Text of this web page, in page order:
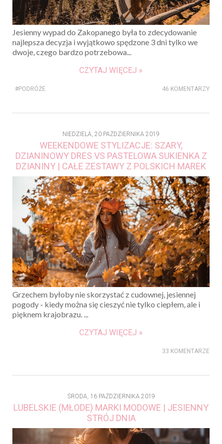
Jesienny wypad do Zakopanego była to zdecydowanie
najlepsza decyzja i wyjątkowo spędzone 3 dni tylko we
dwoje, czego bardzo potrzebowa...
CZYTAJ WIĘCEJ »
#PODRÓŻE 46 KOMENTARZY
NIEDZIELA, 20 PAŹDZIERNIKA 2019
WEEKENDOWE STYLIZACJE: SZARY,
DZIANINOWY DRES VS PASTELOWA SUKIENKA Z
DZIANINY | CAŁE ZESTAWY Z POLSKICH MAREK
Grzechem byłoby nie skorzystać z cudownej, jesiennej
pogody - kiedy można się cieszyć nie tylko ciepłem, ale i
pięknem krajobrazu. ...
CZYTAJ WIĘCEJ »
33 KOMENTARZE
ŚRODA, 16 PAŹDZIERNIKA 2019
LUBELSKIE (MŁODE) MARKI MODOWE | JESIENNY
STRÓJ DNIA